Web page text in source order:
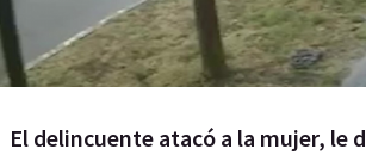
El delincuente atacó a la mujer, le